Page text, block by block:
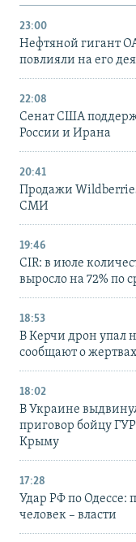
23:00
Нефтяной гигант
повлияли на его
22:08
Сенат США
России и Ирана
20:41
Продажи
СМИ
19:46
CIR: в июле
выросло на 72% по
18:53
В Керчи дрон упал
сообщают о жертвах
18:02
В Украине
приговор бойцу
Крыму
17:28
Удар РФ по Одессе:
человек – власти